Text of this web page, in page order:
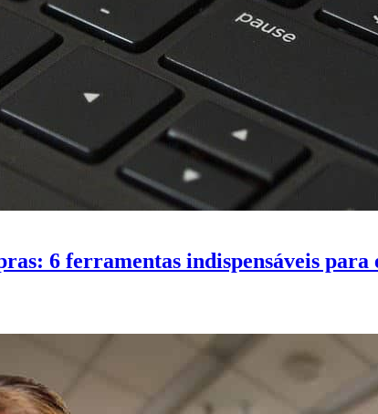
6 ferramentas indispensáveis para